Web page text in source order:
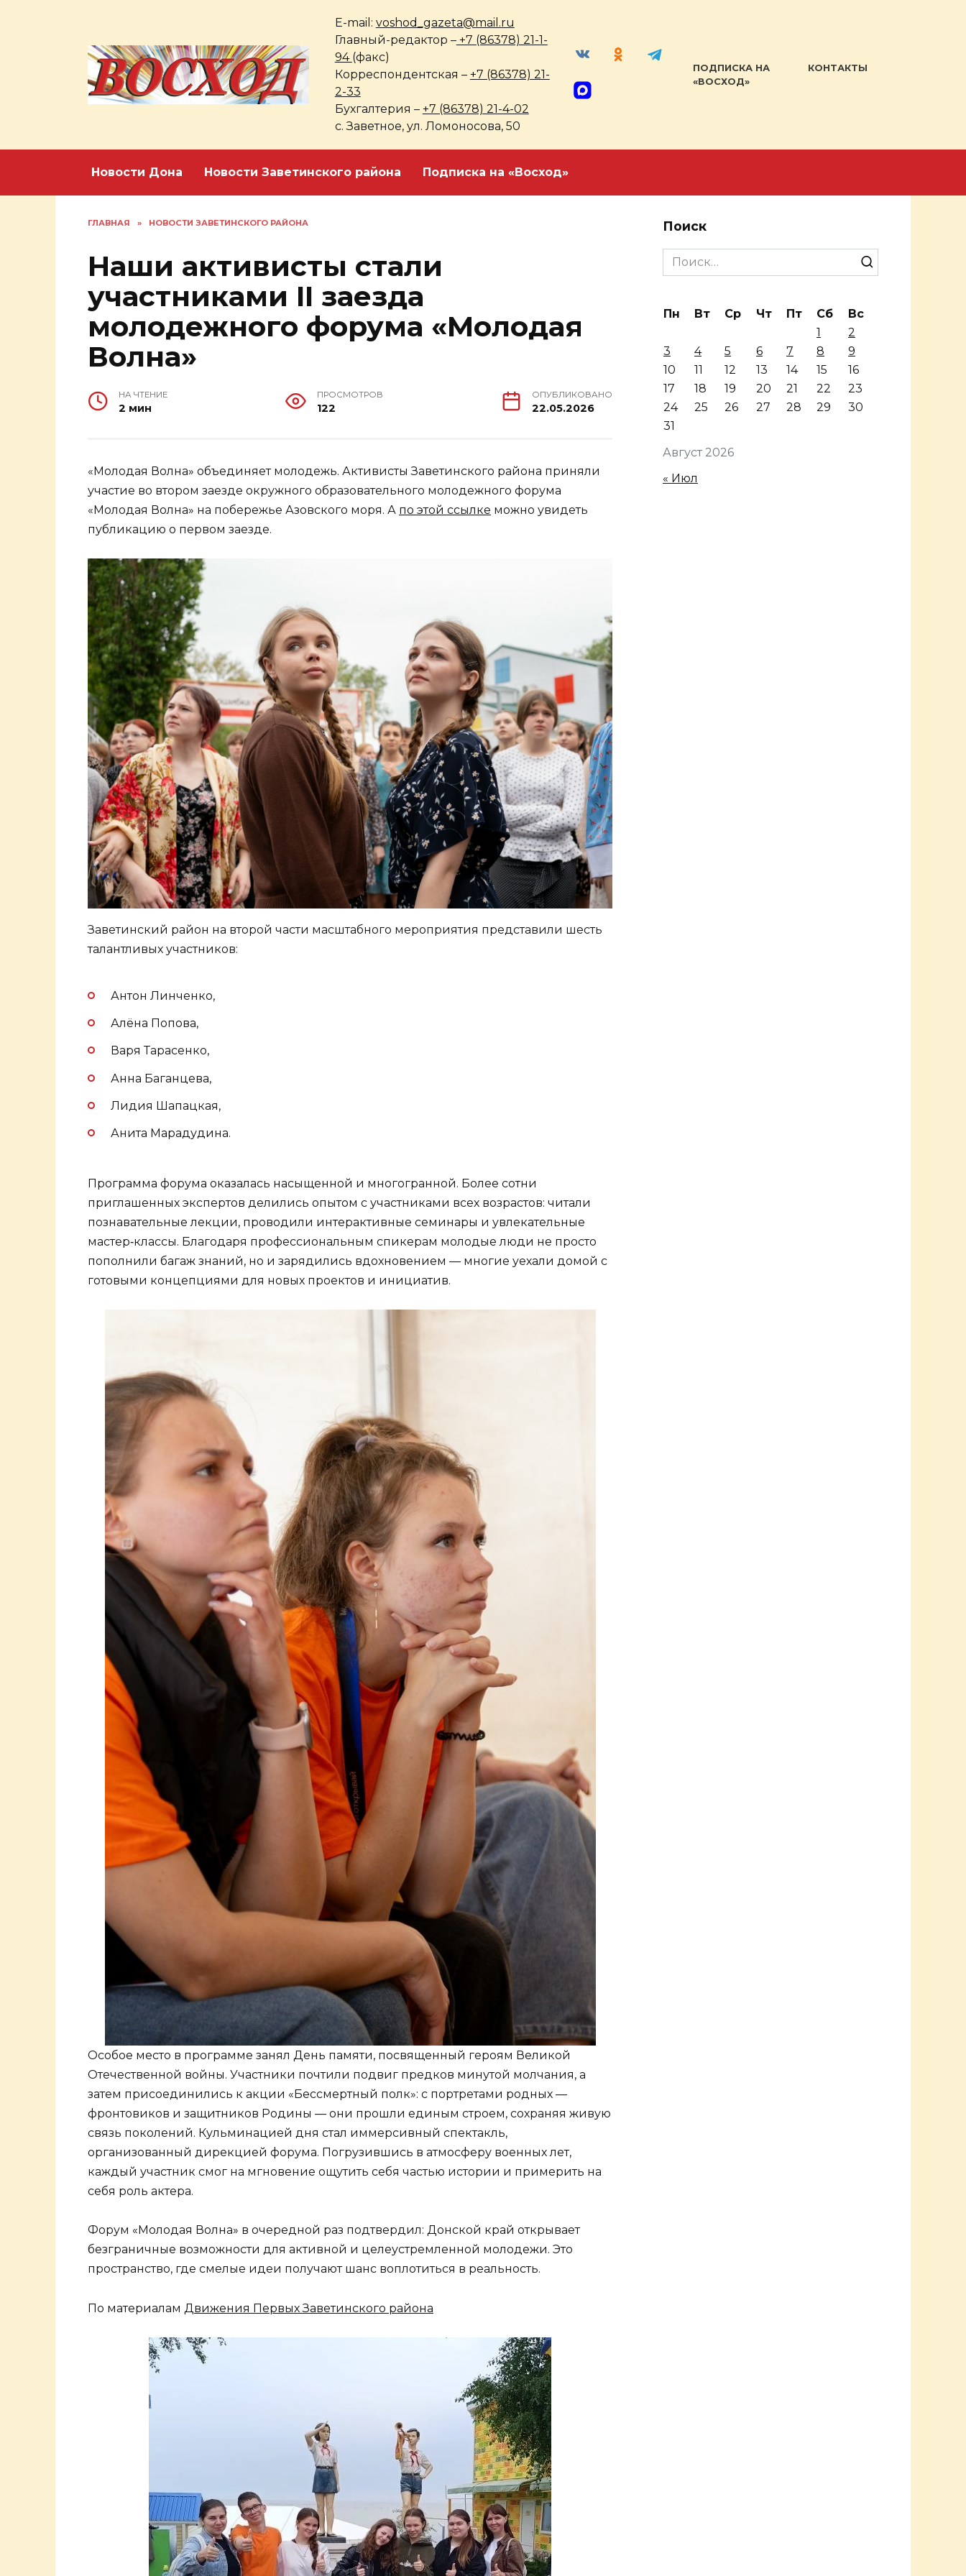
E-mail: voshod_gazeta@mail.ru
Главный-редактор –+7 (86378) 21-1-
94 (факс)
Корреспондентская – +7 (86378) 21-
2-33
Бухгалтерия – +7 (86378) 21-4-02
с. Заветное, ул. Ломоносова, 50
ПОДПИСКА НА
«ВОСХОД»
КОНТАКТЫ
Новости Дона Новости Заветинского района Подписка на «Восход»
ГЛАВНАЯ » НОВОСТИ ЗАВЕТИНСКОГО РАЙОНА
Наши активисты стали
участниками II заезда
молодежного форума «Молодая
Волна»
НА ЧТЕНИЕ
2 мин
ПРОСМОТРОВ
122
ОПУБЛИКОВАНО
22.05.2026
«Молодая Волна» объединяет молодежь. Активисты Заветинского района приняли
участие во втором заезде окружного образовательного молодежного форума
«Молодая Волна» на побережье Азовского моря. А по этой ссылке можно увидеть
публикацию о первом заезде.
Заветинский район на второй части масштабного мероприятия представили шесть
талантливых участников:
Антон Линченко,
Алёна Попова,
Варя Тарасенко,
Анна Баганцева,
Лидия Шапацкая,
Анита Марадудина.
Программа форума оказалась насыщенной и многогранной. Более сотни
приглашенных экспертов делились опытом с участниками всех возрастов: читали
познавательные лекции, проводили интерактивные семинары и увлекательные
мастер‑классы. Благодаря профессиональным спикерам молодые люди не просто
пополнили багаж знаний, но и зарядились вдохновением — многие уехали домой с
готовыми концепциями для новых проектов и инициатив.
Особое место в программе занял День памяти, посвященный героям Великой
Отечественной войны. Участники почтили подвиг предков минутой молчания, а
затем присоединились к акции «Бессмертный полк»: с портретами родных —
фронтовиков и защитников Родины — они прошли единым строем, сохраняя живую
связь поколений. Кульминацией дня стал иммерсивный спектакль,
организованный дирекцией форума. Погрузившись в атмосферу военных лет,
каждый участник смог на мгновение ощутить себя частью истории и примерить на
себя роль актера.
Форум «Молодая Волна» в очередной раз подтвердил: Донской край открывает
безграничные возможности для активной и целеустремленной молодежи. Это
пространство, где смелые идеи получают шанс воплотиться в реальность.
По материалам Движения Первых Заветинского района
Поиск
Search
for:
Август 2026
Пн Вт Ср Чт Пт Сб
Вс
1
2
3
4 5 6 7 8
9
10
11 12 13 14 15
16
17
18 19 20 21 22
23
24
25 26 27 28 29
30
31
« Июл